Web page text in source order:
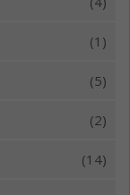
(1)
(5)
(2)
(14)